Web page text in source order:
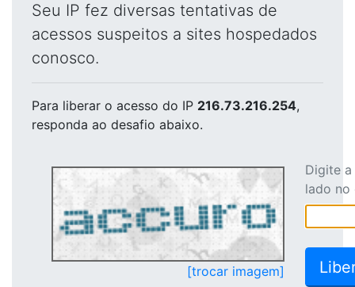
Seu IP fez diversas tentativas de
acessos suspeitos a sites hospedados
conosco.
Para liberar o acesso do IP 216.73.216.254,
responda ao desafio abaixo.
[trocar imagem]
Digite
lado no